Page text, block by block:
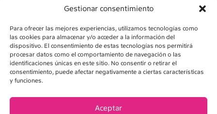
Gestionar consentimiento
Para ofrecer las mejores experiencias, utilizamos tecnologías como
las cookies para almacenar y/o acceder a la información del
dispositivo. El consentimiento de estas tecnologías nos permitirá
procesar datos como el comportamiento de navegación o las
identificaciones únicas en este sitio. No consentir o retirar el
consentimiento, puede afectar negativamente a ciertas características
y funciones.
Aceptar